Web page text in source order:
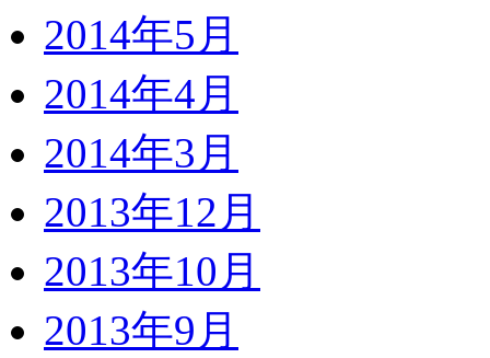
2014年5月
2014年4月
2014年3月
2013年12月
2013年10月
2013年9月